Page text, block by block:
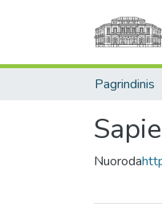
Pagrindinis
Nuoroda